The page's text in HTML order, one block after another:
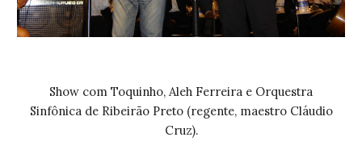
Show com Toquinho, Aleh Ferreira e Orquestra
Sinfônica de Ribeirão Preto (regente, maestro Cláudio
Cruz).